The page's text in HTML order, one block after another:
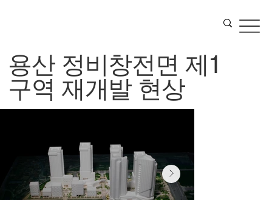
용산 정비창전면 제1
구역 재개발 현상